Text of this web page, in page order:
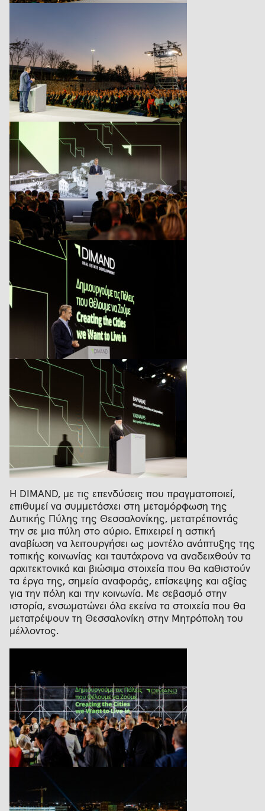
Η DIMAND, με τις επενδύσεις που πραγματοποιεί,
επιθυμεί να συμμετάσχει στη μεταμόρφωση της
Δυτικής Πύλης της Θεσσαλονίκης, μετατρέποντάς
την σε μια πύλη στο αύριο. Επιχειρεί η αστική
αναβίωση να λειτουργήσει ως μοντέλο ανάπτυξης της
τοπικής κοινωνίας και ταυτόχρονα να αναδειχθούν τα
αρχιτεκτονικά και βιώσιμα στοιχεία που θα καθιστούν
τα έργα της, σημεία αναφοράς, επίσκεψης και αξίας
για την πόλη και την κοινωνία. Με σεβασμό στην
ιστορία, ενσωματώνει όλα εκείνα τα στοιχεία που θα
μετατρέψουν τη Θεσσαλονίκη στην Μητρόπολη του
μέλλοντος.